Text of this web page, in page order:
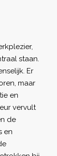
staan.
Er
maar
en
vervult
de
en